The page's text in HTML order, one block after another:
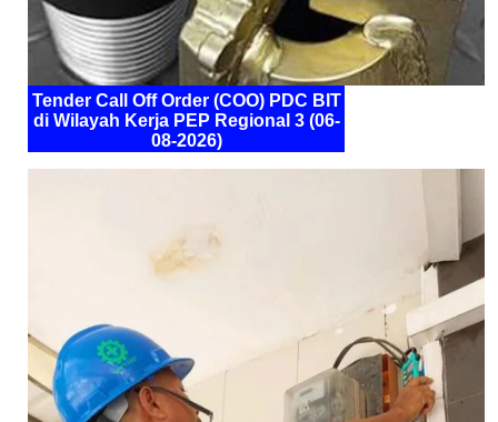
Tender Call Off Order (COO) PDC BIT
di Wilayah Kerja PEP Regional 3 (06-
08-2026)